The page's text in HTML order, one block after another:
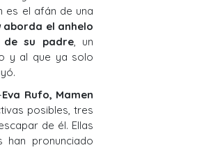
es el afán de una
aborda el anhelo
su padre, un
y al que ya solo
Eva Rufo, Mamen
posibles, tres
de él. Ellas
han pronunciado